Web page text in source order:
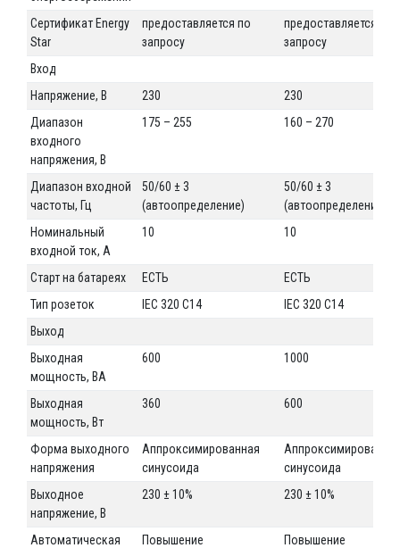
Сертификат Energy
Star
предоставляется по
запросу
предоставляется по
запросу
Вход
Напряжение, В
230
230
Диапазон
входного
напряжения, В
175 – 255 160 – 270
Диапазон входной
частоты, Гц
50/60 ± 3
(автоопределение)
50/60 ± 3
(автоопределение)
Номинальный
входной ток, А
10 10
Старт на батареях ЕСТЬ
ЕСТЬ
Тип розеток
IEC 320 C14
IEC 320 C14
Выход
Выходная
мощность, ВА
600 1000
Выходная
мощность, Вт
360 600
Форма выходного
напряжения
Аппроксимированная
синусоида
синусоида
Выходное
напряжение, В
230 ± 10% 230 ± 10%
Автоматическая
Повышение Повышение